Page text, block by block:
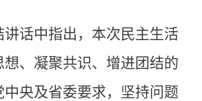
讲话中指出，本次民主生活
、凝聚共识、增进团结的
中央及省委要求，坚持问题